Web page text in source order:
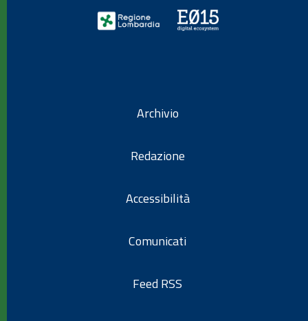
Archivio
Redazione
Accessibilità
Comunicati
Feed RSS